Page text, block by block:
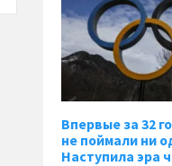
Впервые за 32
не поймали ни
Наступила эра